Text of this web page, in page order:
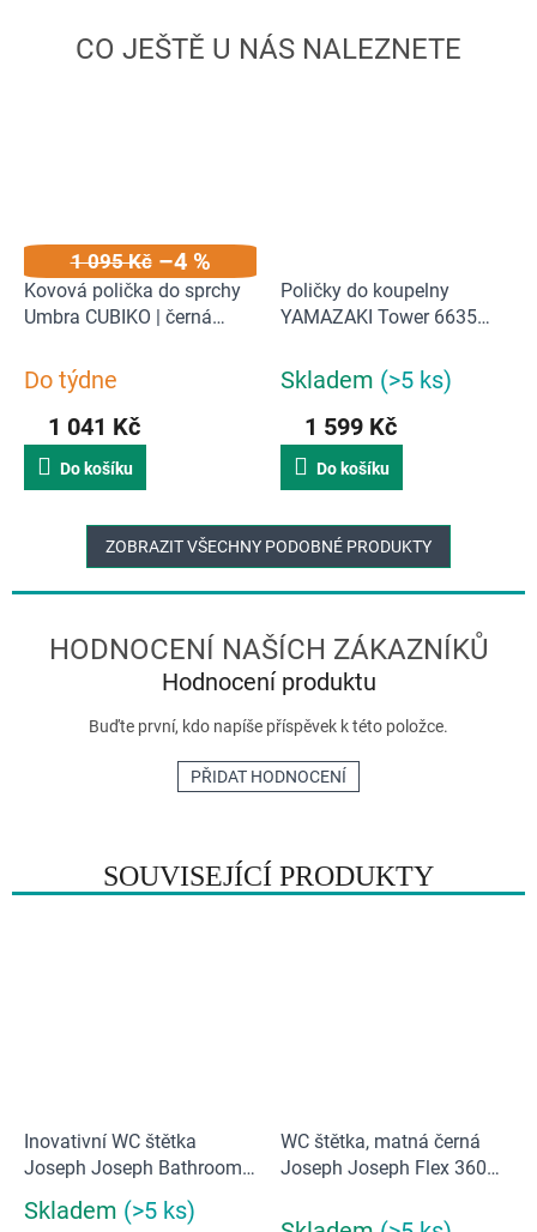
SOUVISEJÍCÍ PRODUKTY
Inovativní WC štětka
Joseph Joseph Bathroom
Flex | bílý/šedý
Průměrné
Skladem (>5 ks)
WC štětka, matná černá
Joseph Joseph Flex 360
1 095 Kč –4 %
Kovová polička do sprchy
Umbra CUBIKO | černá
Do týdne
1 041 Kč
Do košíku
Poličky do koupelny
YAMAZAKI Tower 6635
Skladem (>5 ks)
1 599 Kč
Do košíku
ZOBRAZIT VŠECHNY PODOBNÉ PRODUKTY
Hodnocení produktu
Buďte první, kdo napíše příspěvek k této položce.
PŘIDAT HODNOCENÍ